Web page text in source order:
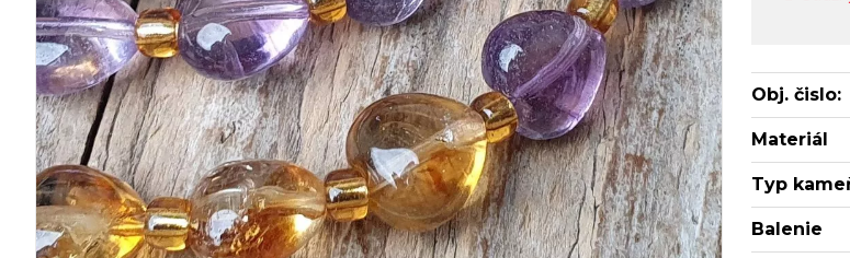
Obj. čislo:
Materiál
Typ
Balenie